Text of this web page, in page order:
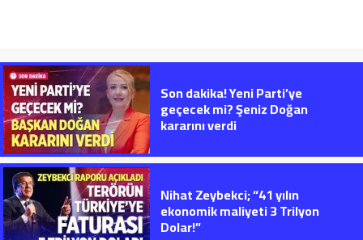
Son dakika! Yeni Parti’ye
geçecek mi? Şeniz Doğan
kararını verdi
Nihat Zeybekci; “41 yılın
ekonomik maliyeti 3 Trilyon
Dolar!”